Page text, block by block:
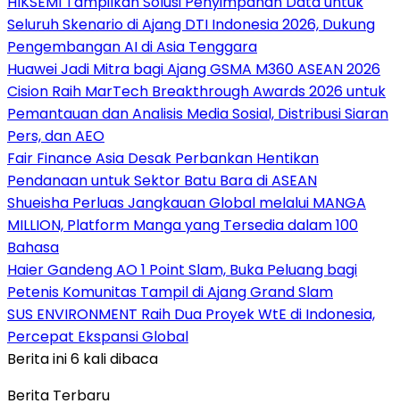
Seluruh Skenario di Ajang DTI Indonesia 2026, Dukung
Pengembangan AI di Asia Tenggara
Huawei Jadi Mitra bagi Ajang GSMA M360 ASEAN 2026
Cision Raih MarTech Breakthrough Awards 2026 untuk
Pemantauan dan Analisis Media Sosial, Distribusi Siaran
Pers, dan AEO
Fair Finance Asia Desak Perbankan Hentikan
Pendanaan untuk Sektor Batu Bara di ASEAN
Shueisha Perluas Jangkauan Global melalui MANGA
MILLION, Platform Manga yang Tersedia dalam 100
Bahasa
Haier Gandeng AO 1 Point Slam, Buka Peluang bagi
Petenis Komunitas Tampil di Ajang Grand Slam
SUS ENVIRONMENT Raih Dua Proyek WtE di Indonesia,
Percepat Ekspansi Global
Berita ini 6 kali dibaca
Berita Terbaru